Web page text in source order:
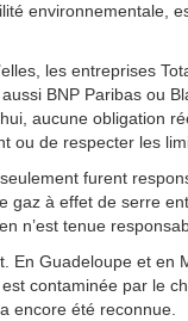
environnementale,
les entreprises
BNP Paribas ou
aucune obligation
ou de respecter les
furent
gaz à effet de serre
n’est tenue
En Guadeloupe et en
contaminée par le
encore été reconnue.